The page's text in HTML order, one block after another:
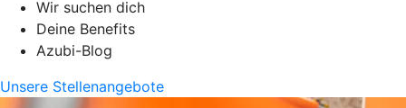
Wir suchen dich
Deine Benefits
Azubi-Blog
Unsere Stellenangebote